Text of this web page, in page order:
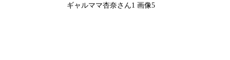
ギャルママ杏奈さん1 画像5